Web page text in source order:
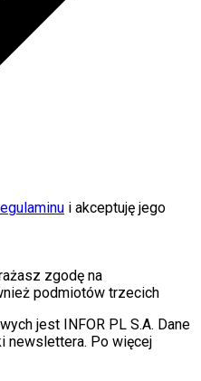
i akceptuję jego
zgodę na
podmiotów trzecich
jest INFOR PL S.A. Dane
newslettera. Po więcej